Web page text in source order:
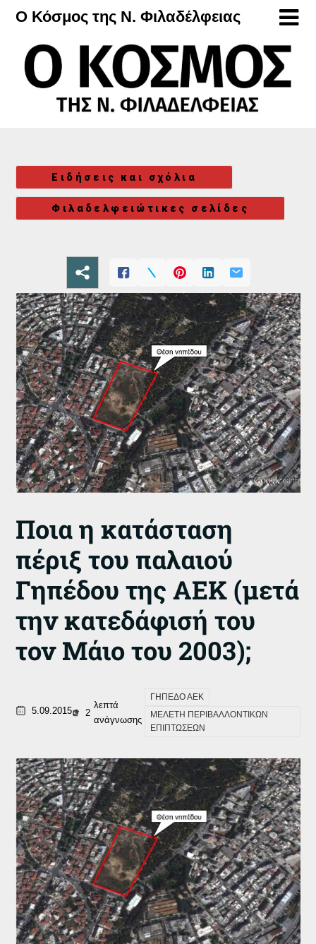
Μετάβαση
περιεχόμενο
Ο Κόσμος της Ν. Φιλαδέλφειας
Ειδήσεις και σχόλια
Φιλαδελφειώτικες σελίδες
Ποια η κατάσταση
πέριξ του παλαιού
Γηπέδου της ΑΕΚ (μετά
την κατεδάφισή του
τον Μάιο του 2003);
5.09.2015 2
λεπτά
ανάγνωσης
ΓΗΠΕΔΟ ΑΕΚ
ΜΕΛΕΤΗ ΠΕΡΙΒΑΛΛΟΝΤΙΚΩΝ
ΕΠΙΠΤΩΣΕΩΝ